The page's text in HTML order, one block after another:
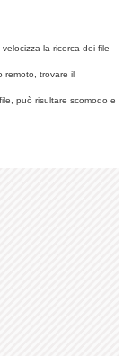
la ricerca dei file
remoto, trovare il
può risultare scomodo e